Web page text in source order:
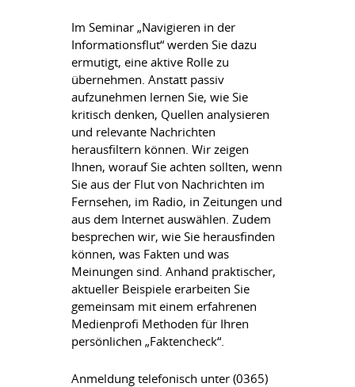
Im Seminar „Navigieren in der
Informationsflut“ werden Sie dazu
ermutigt, eine aktive Rolle zu
übernehmen. Anstatt passiv
aufzunehmen lernen Sie, wie Sie
kritisch denken, Quellen analysieren
und relevante Nachrichten
herausfiltern können. Wir zeigen
Ihnen, worauf Sie achten sollten, wenn
Sie aus der Flut von Nachrichten im
Fernsehen, im Radio, in Zeitungen und
aus dem Internet auswählen. Zudem
besprechen wir, wie Sie herausfinden
können, was Fakten und was
Meinungen sind. Anhand praktischer,
aktueller Beispiele erarbeiten Sie
gemeinsam mit einem erfahrenen
Medienprofi Methoden für Ihren
persönlichen „Faktencheck“.
Anmeldung telefonisch unter (0365)